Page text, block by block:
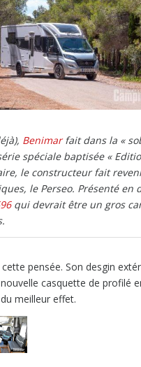
Benimarfait dans la «
spéciale baptisée «
le constructeur fait
le Perseo. Présenté en
qui devrait être un gros
pensée. Son desgin
casquette de profilé
meilleur effet.